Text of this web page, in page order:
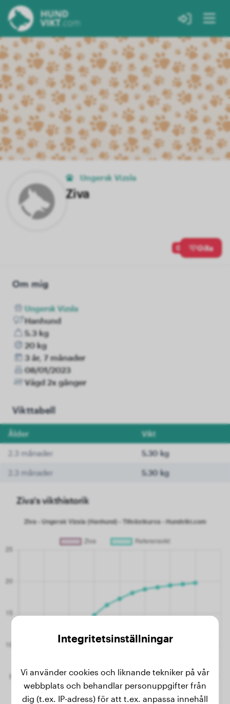
Ungersk Vizsla
Ziva
0 Gilla
Om mig
Ungersk Vizsla
Hanhund
5.3 kg
20 kg
3 år, 7 månader
08/01/2023
Vägd 2x gånger
Vikttabell
Ålder Vikt
2.3 månader 5.30 kg
2.3 månader 5.30 kg
Ziva's vikthistorik
Integritetsinställningar
Vi använder cookies och liknande tekniker på vår
webbplats och behandlar personuppgifter från
dig (t.ex. IP-adress) för att t.ex. anpassa innehåll